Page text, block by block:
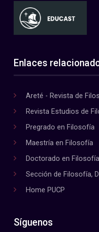
Enlaces
Areté - Revista de
Revista Estudios de
Pregrado en Filosofía
Maestría en Filosofía
Doctorado en Filosofía
Sección de Filosofía,
Home PUCP
Síguenos